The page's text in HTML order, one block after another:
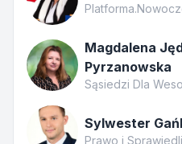
Magdalena
Pyrzanowska
Sąsiedzi Dla
Sylwester
Prawo i